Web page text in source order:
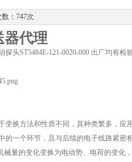
：747次
器代理
头ST5484E-121-0020-000 出厂均有检
换方法和性质不同，其种类繁多，应
一个环节，且与后续的电子线路紧密相
量的变化变换为电动势、电荷的变化